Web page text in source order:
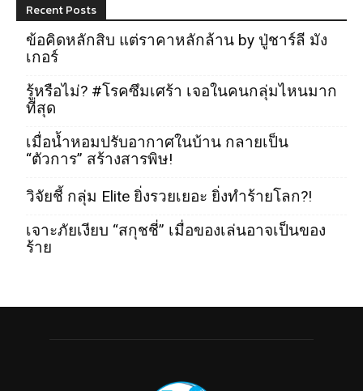
Recent Posts
ข้อคิดหลักสิบ แต่ราคาหลักล้าน by ปู่ชาร์ลี มัง
เกอร์
รู้หรือไม่? #โรคซึมเศร้า เจอในคนกลุ่มไหนมาก
ที่สุด
เมื่อน้ำหอมปรับอากาศในบ้าน กลายเป็น
“ตัวการ” สร้างสารพิษ!
วิจัยชี้ กลุ่ม Elite ยิ่งรวยเยอะ ยิ่งทำร้ายโลก?!
เจาะภัยเงียบ “สกุชชี่” เมื่อของเล่นอาจเป็นของ
ร้าย